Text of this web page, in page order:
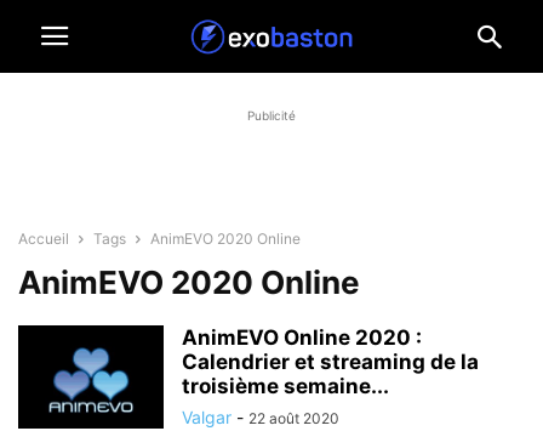
Publicité
Accueil Tags AnimEVO 2020 Online
AnimEVO 2020 Online
AnimEVO Online 2020 :
Calendrier et streaming de la
troisième semaine...
Valgar - 22 août 2020